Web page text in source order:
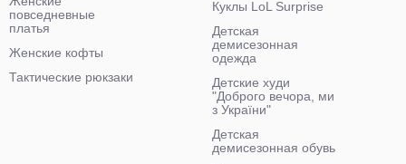
повседневные
платья
Женские кофты
Тактические рюкзаки
Куклы LoL Surprise
Детская
демисезонная
одежда
Детские худи
"Доброго вечора, ми
з України"
Детская
демисезонная обувь